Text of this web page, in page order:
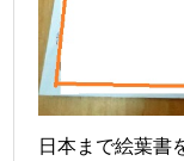
日本まで絵葉書